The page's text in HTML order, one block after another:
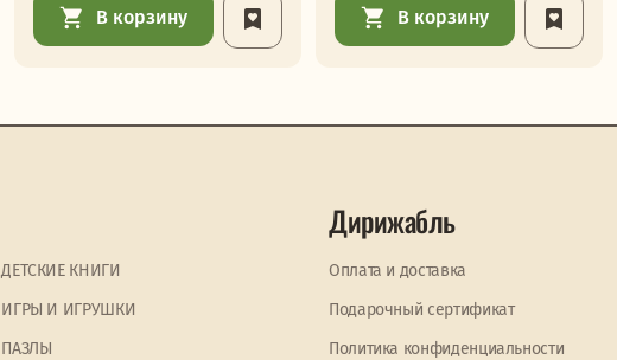
В корзину В корзину
ДЕТСКИЕ КНИГИ
ИГРЫ И ИГРУШКИ
ПАЗЛЫ
Дирижабль
Оплата и доставка
Подарочный сертификат
Политика конфиденциальности